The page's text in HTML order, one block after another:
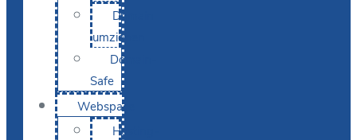
Domain
umziehen
Domain-
Safe
Webspace
Hosting-